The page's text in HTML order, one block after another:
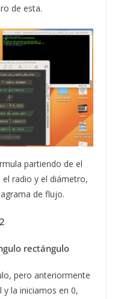
de esta.
partiendo de el
radio y el diámetro,
de flujo.
rectángulo
pero anteriormente
la iniciamos en 0,